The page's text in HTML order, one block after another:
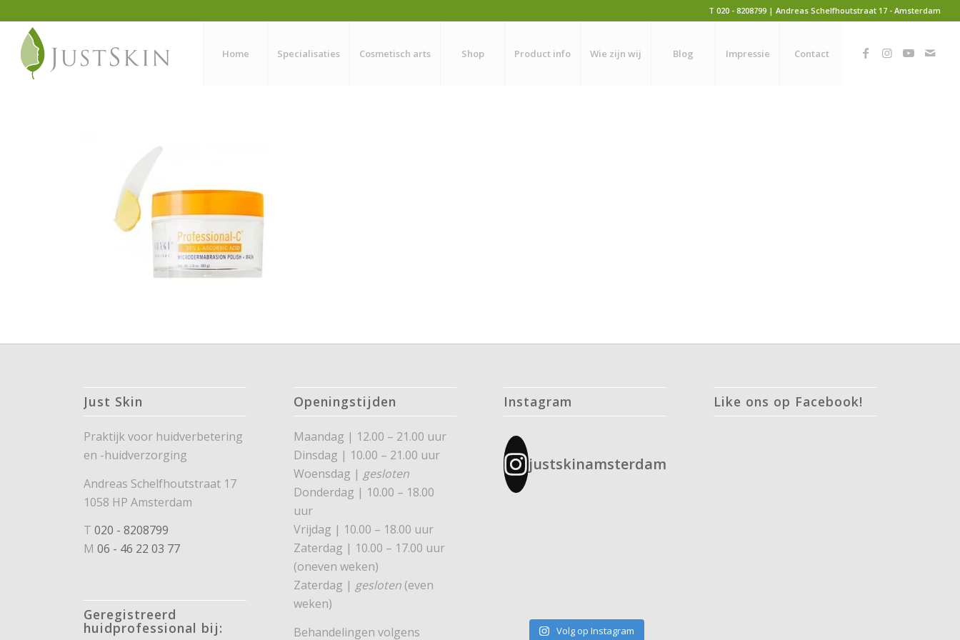
T 020 - 8208799 | Andreas Schelfhoutstraat 17 - Amsterdam
Home Specialisaties Cosmetisch arts Shop Product info Wie zijn wij Blog Impressie Contact
Just Skin
Praktijk voor huidverbetering
en -huidverzorging
Andreas Schelfhoutstraat 17
1058 HP Amsterdam
T020 - 8208799
M06 - 46 22 03 77
Geregistreerd
huidprofessional bij:
Openingstijden
Maandag | 12.00 – 21.00 uur
Dinsdag | 10.00 – 21.00 uur
Woensdag | gesloten
Donderdag | 10.00 – 18.00
uur
Vrijdag | 10.00 – 18.00 uur
Zaterdag | 10.00 – 17.00 uur
(oneven weken)
Zaterdag | gesloten (even
weken)
Behandelingen volgens
Instagram
justskinamsterdam
Volg op Instagram
Like ons op Facebook!